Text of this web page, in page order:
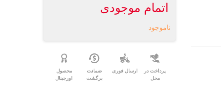
اتمام موجودی
ناموجود
پرداخت در
محل
ارسال فوری
ضمانت
برگشت
محصول
اورجینال